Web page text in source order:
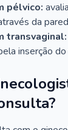
pélvico:
da
transvaginal:
inserção